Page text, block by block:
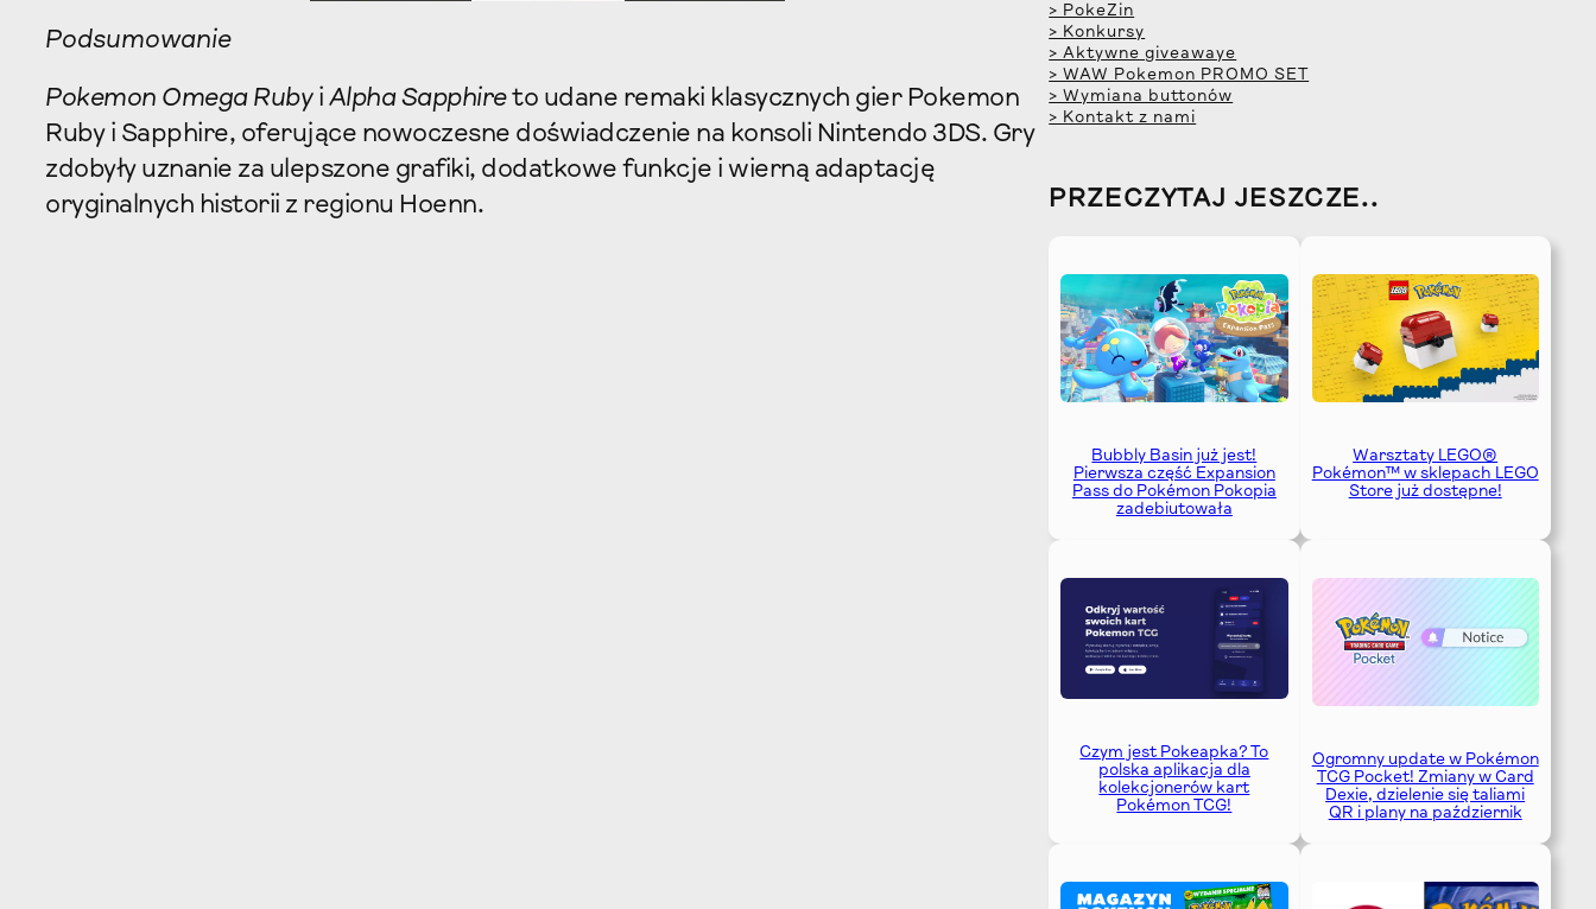
Podsumowanie
Pokemon Omega Rubyi Alpha Sapphireto udane remaki klasycznych gier Pokemon
Ruby i Sapphire, oferujące nowoczesne doświadczenie na konsoli Nintendo 3DS. Gry
zdobyły uznanie za ulepszone grafiki, dodatkowe funkcje i wierną adaptację
oryginalnych historii z regionu Hoenn.
> PokeZin
> Konkursy
> Aktywne giveawaye
> WAW Pokemon PROMO SET
> Wymiana buttonów
> Kontakt z nami
PRZECZYTAJ JESZCZE..
Bubbly Basin już jest!
Pierwsza część Expansion
Pass do Pokémon Pokopia
zadebiutowała
Warsztaty LEGO®
Pokémon™ w sklepach LEGO
Store już dostępne!
Czym jest Pokeapka? To
polska aplikacja dla
kolekcjonerów kart
Pokémon TCG!
Ogromny update w Pokémon
TCG Pocket! Zmiany w Card
Dexie, dzielenie się taliami
QR i plany na październik